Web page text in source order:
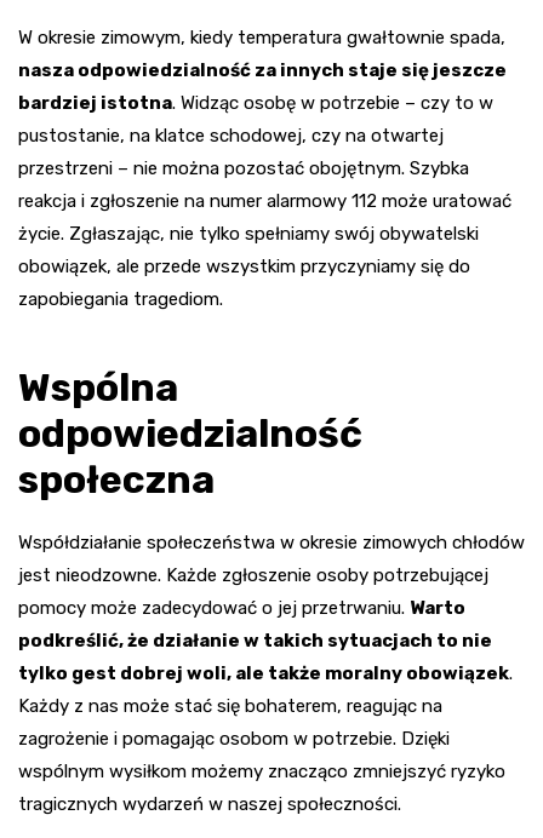
W okresie zimowym, kiedy temperatura gwałtownie spada,
nasza odpowiedzialność za innych staje się jeszcze
bardziej istotna. Widząc osobę w potrzebie – czy to w
pustostanie, na klatce schodowej, czy na otwartej
przestrzeni – nie można pozostać obojętnym. Szybka
reakcja i zgłoszenie na numer alarmowy 112 może uratować
życie. Zgłaszając, nie tylko spełniamy swój obywatelski
obowiązek, ale przede wszystkim przyczyniamy się do
zapobiegania tragediom.
Wspólna
odpowiedzialność
społeczna
Współdziałanie społeczeństwa w okresie zimowych chłodów
jest nieodzowne. Każde zgłoszenie osoby potrzebującej
pomocy może zadecydować o jej przetrwaniu. Warto
podkreślić, że działanie w takich sytuacjach to nie
tylko gest dobrej woli, ale także moralny obowiązek.
Każdy z nas może stać się bohaterem, reagując na
zagrożenie i pomagając osobom w potrzebie. Dzięki
wspólnym wysiłkom możemy znacząco zmniejszyć ryzyko
tragicznych wydarzeń w naszej społeczności.